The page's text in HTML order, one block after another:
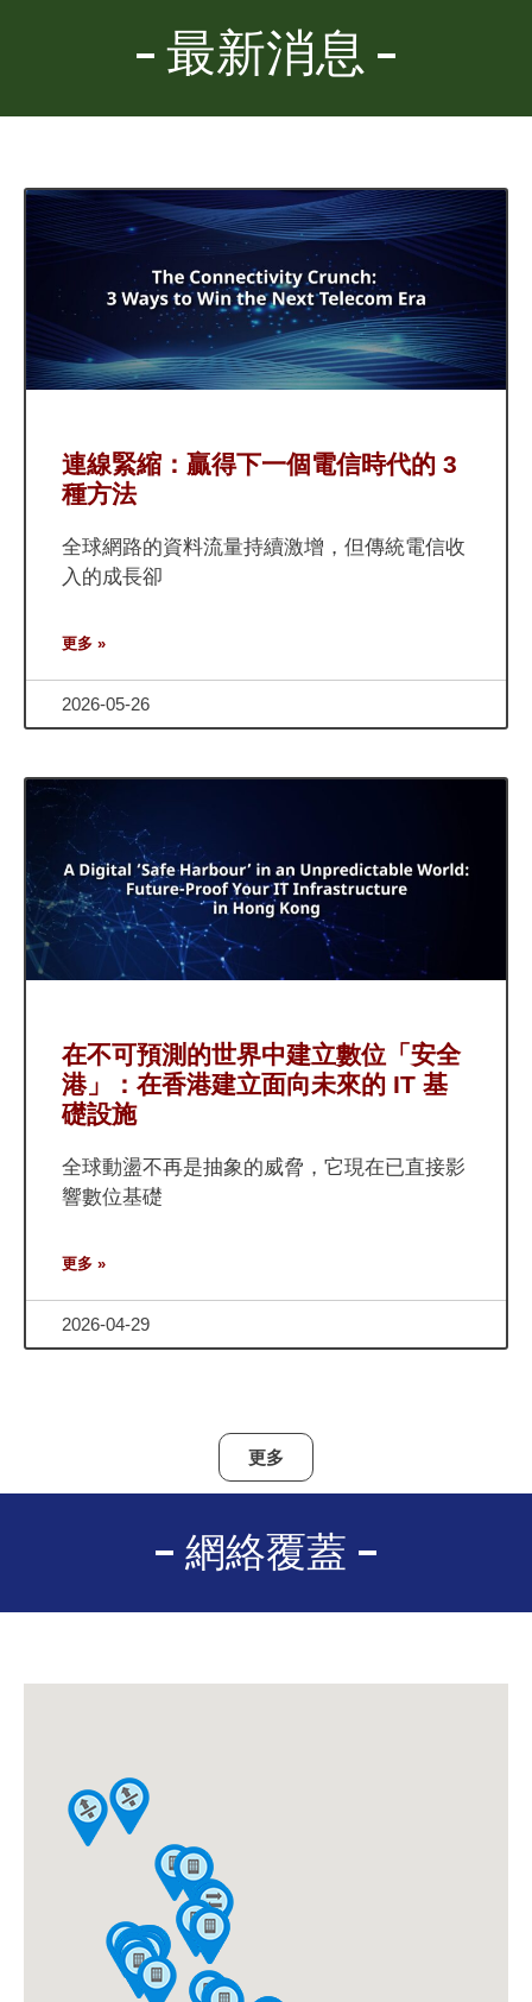
最新消息
連線緊縮：贏得下一個電信時代的 3
種方法
全球網路的資料流量持續激增，但傳統電信收
入的成長卻
更多 »
2026-05-26
在不可預測的世界中建立數位「安全
港」：在香港建立面向未來的 IT 基
礎設施
全球動盪不再是抽象的威脅，它現在已直接影
響數位基礎
更多 »
2026-04-29
更多
網絡覆蓋